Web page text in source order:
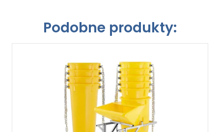
Podobne produkty: